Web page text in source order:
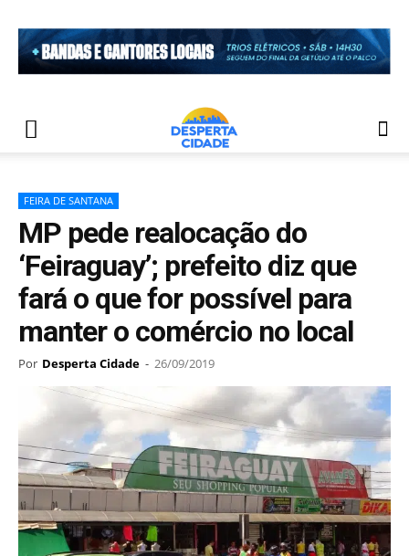
FEIRA DE SANTANA
MP pede realocação do
‘Feiraguay’; prefeito diz que
fará o que for possível para
manter o comércio no local
Por Desperta Cidade - 26/09/2019